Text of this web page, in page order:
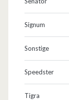
Signum
Sonstige
Speedster
Tigra